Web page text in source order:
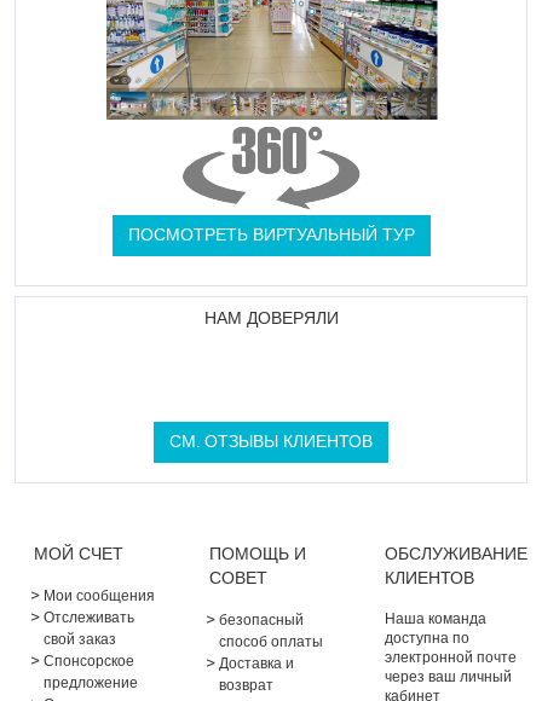
ПОСМОТРЕТЬ ВИРТУАЛЬНЫЙ ТУР
НАМ ДОВЕРЯЛИ
СМ. ОТЗЫВЫ КЛИЕНТОВ
МОЙ СЧЕТ
Мои сообщения
Отслеживать
свой заказ
Спонсорское
предложение
ПОМОЩЬ И
СОВЕТ
безопасный
способ оплаты
Доставка и
возврат
ОБСЛУЖИВАНИЕ
КЛИЕНТОВ
Наша команда
доступна по
электронной почте
через ваш личный
кабинет